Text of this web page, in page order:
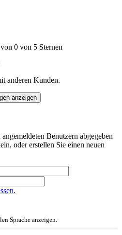
0 von 5 Sternen
anderen Kunden.
anzeigen
Benutzern abgegeben
oder erstellen Sie einen neuen
Sprache anzeigen.